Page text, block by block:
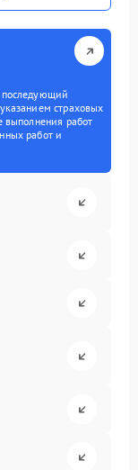
последующий
страховых
выполнения работ
работ и